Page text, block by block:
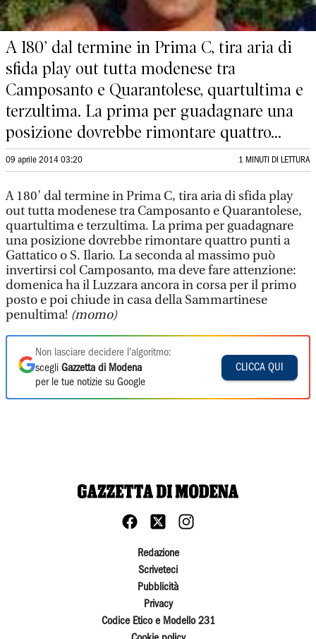
A 180’ dal termine in Prima C, tira aria di
sfida play out tutta modenese tra
Camposanto e Quarantolese, quartultima e
terzultima. La prima per guadagnare una
posizione dovrebbe rimontare quattro...
09 aprile 2014 03:20 1 MINUTI DI LETTURA
A 180’ dal termine in Prima C, tira aria di sfida play
out tutta modenese tra Camposanto e Quarantolese,
quartultima e terzultima. La prima per guadagnare
una posizione dovrebbe rimontare quattro punti a
Gattatico o S. Ilario. La seconda al massimo può
invertirsi col Camposanto, ma deve fare attenzione:
domenica ha il Luzzara ancora in corsa per il primo
posto e poi chiude in casa della Sammartinese
penultima! (momo)
Non lasciare decidere l'algoritmo:
scegli Gazzetta di Modena
per le tue notizie su Google
CLICCA QUI
Redazione
Scriveteci
Pubblicità
Privacy
Codice Etico e Modello 231